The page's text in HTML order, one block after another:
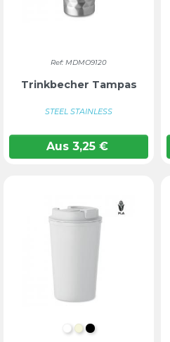
Ref: MDMO9120
Trinkbecher Tampas
STEEL STAINLESS
Aus3,25 €
WEIß
BEIGE
SCHWARZ